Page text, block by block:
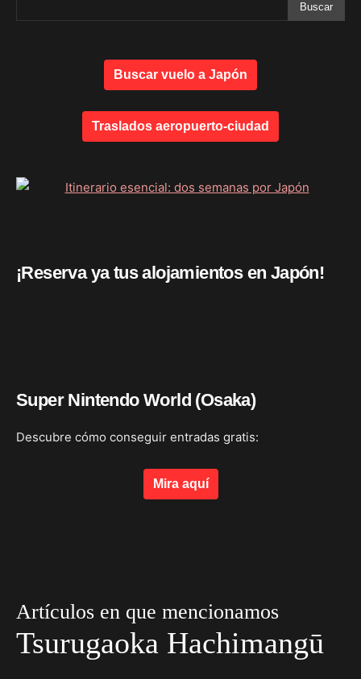
Buscar vuelo a Japón
Traslados aeropuerto-ciudad
¡Reserva ya tus alojamientos en Japón!
Super Nintendo World (Osaka)
Descubre cómo conseguir entradas gratis:
Mira aquí
Artículos en que mencionamos
Tsurugaoka Hachimangū